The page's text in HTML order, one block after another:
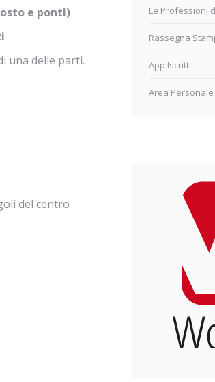
e ponti)
una delle parti.
del centro
Le Professioni
Rassegna
App Iscritti
Area Personale